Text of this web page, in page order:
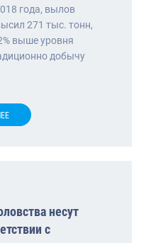
года, вылов
271 тыс. тонн,
выше уровня
добычу
несут
с